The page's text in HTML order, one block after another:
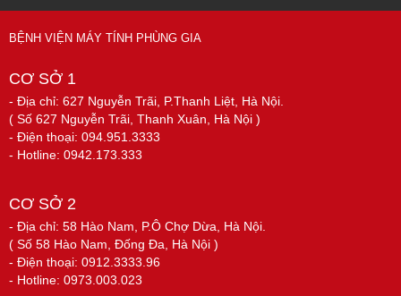
BỆNH VIỆN MÁY TÍNH PHÙNG GIA
CƠ SỞ 1
- Địa chỉ: 627 Nguyễn Trãi, P.Thanh Liệt, Hà Nội.
( Số 627 Nguyễn Trãi, Thanh Xuân, Hà Nội )
- Điện thoại: 094.951.3333
- Hotline: 0942.173.333
CƠ SỞ 2
- Địa chỉ: 58 Hào Nam, P.Ô Chợ Dừa, Hà Nội.
( Số 58 Hào Nam, Đống Đa, Hà Nội )
- Điện thoại: 0912.3333.96
- Hotline: 0973.003.023